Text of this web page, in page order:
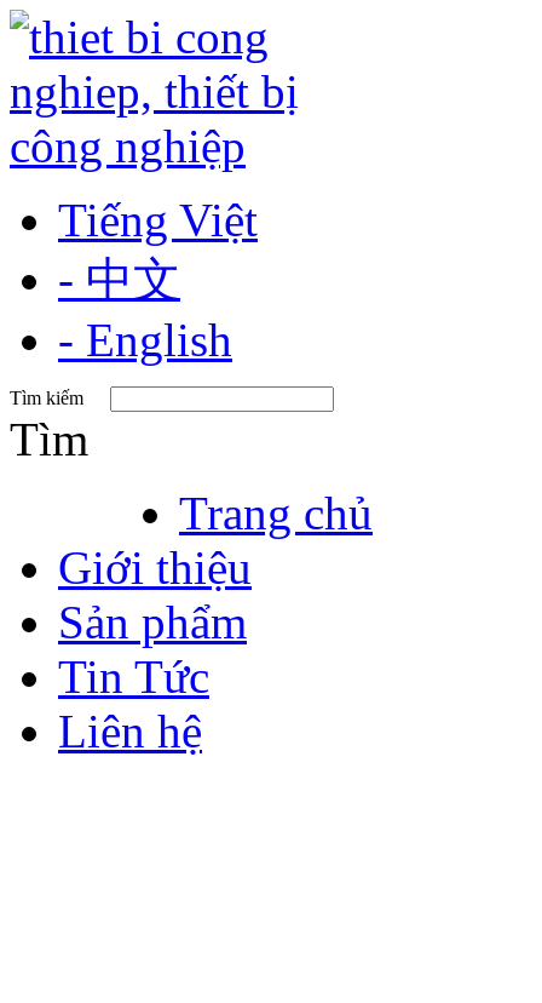
Tiếng Việt
- 中文
- English
Tìm kiếm
Tìm
Trang chủ
Giới thiệu
Sản phẩm
Tin Tức
Liên hệ